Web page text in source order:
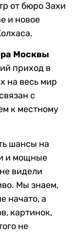
от бюро Захи
и новое
Москвы
приход в
на весь мир
с
к местному
шансы на
и мощные
видели
Мы знаем,
начато, а
картинок,
не